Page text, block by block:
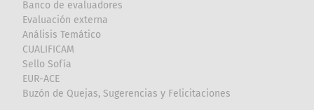
Banco de evaluadores
Evaluación externa
Análisis Temático
CUALIFICAM
Sello Sofía
EUR-ACE
Buzón de Quejas, Sugerencias y Felicitaciones